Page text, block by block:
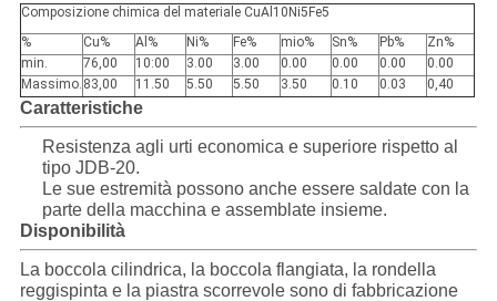
Composizione chimica del materiale CuAl10Ni5Fe5
%
Cu% Al% Ni% Fe% mio% Sn% Pb%
Zn%
min.
76,00 10:00 3.00 3.00 0.00 0.00 0.00
0.00
Massimo. 83,00 11.50 5.50 5.50 3.50 0.10 0.03 0,40
Caratteristiche
Resistenza agli urti economica e superiore rispetto al
tipo JDB-20.
Le sue estremità possono anche essere saldate con la
parte della macchina e assemblate insieme.
Disponibilità
La boccola cilindrica, la boccola flangiata, la rondella
reggispinta e la piastra scorrevole sono di fabbricazione